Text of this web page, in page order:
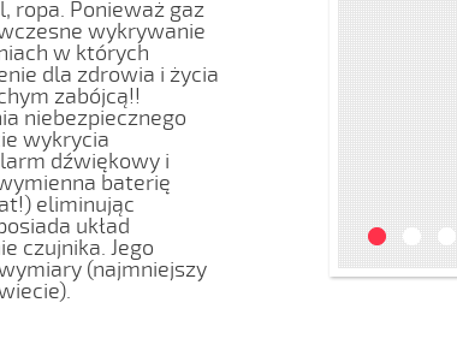
ropa. Ponieważ gaz
wykrywanie
w których
dla zdrowia i życia
zabójcą!!
niebezpiecznego
wykrycia
dźwiękowy i
baterię
eliminując
układ
czujnika. Jego
(najmniejszy